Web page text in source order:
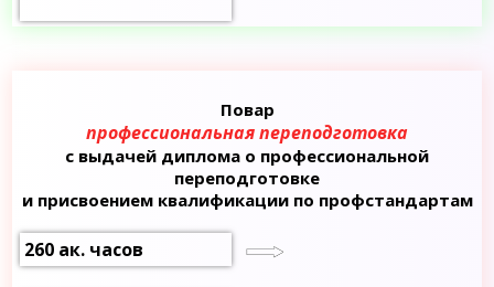
Повар
профессиональная переподготовка
с выдачей диплома о профессиональной
переподготовке
и присвоением квалификации по профстандартам
260 ак. часов